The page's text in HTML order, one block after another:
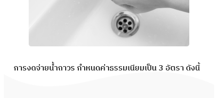
การงดจ่ายน้ำถาวร กำหนดค่าธรรมเนียมเป็น 3 อัตรา ดังนี้